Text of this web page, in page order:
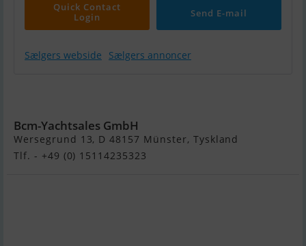
Quick Contact
Login
Send E-mail
Sælgers webside Sælgers annoncer
Bcm-Yachtsales GmbH
Wersegrund 13, D 48157 Münster, Tyskland
Tlf. - +49 (0) 15114235323